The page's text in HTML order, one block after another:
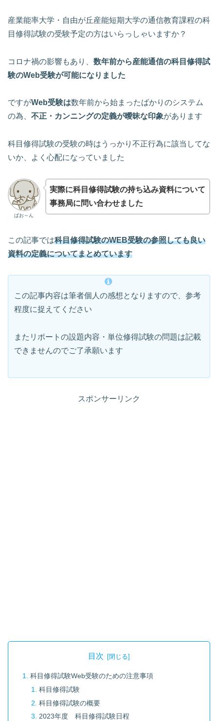
産業能率大学・自由が丘産能短期大学の通信教育課程の科
目修得試験の受験予定の方はいらっしゃいますか？
コロナ禍の影響もあり、 数年前から産能通信の科目修得試
験のWeb受験が可能になりました
ですがWeb受験は数年前から始まったばかりのシステム
の為、 不正・カンニングの定義が曖昧な印象があります
科目修得試験の受験の時はうっかり不正行為に該当してな
いか、よく心配になっていました
ぱお～ん
実際に科目修得試験の持ち込み資料について
事務局に問い合わせました
この記事では科目修得試験のWEB受験の参照しても良い
資料の定義についてまとめています
この記事内容は筆者個人の感想となりますので、参考
程度に捉えてください
またリポートの設題内容・単位修得試験の問題は記載
できませんのでご了承願います
スポンサーリンク
目次
科目修得試験Web受験のための注意事項
科目修得試験
科目修得試験の概要
2023年度 科目修得試験日程